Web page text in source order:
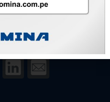
Privacidad
de Delitos
redes: